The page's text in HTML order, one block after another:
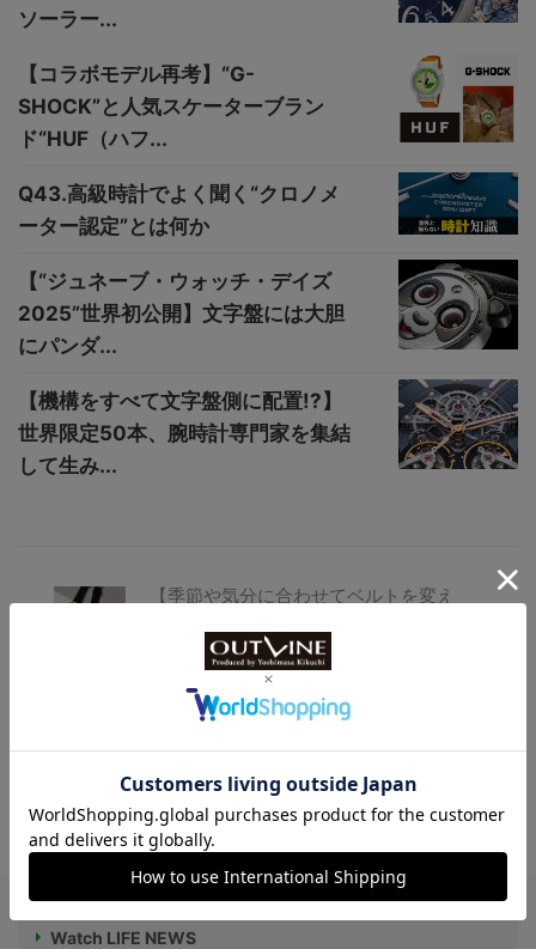
ソーラー...
【コラボモデル再考】“G-
SHOCK”と人気スケーターブラン
ド“HUF（ハフ...
Q43.高級時計でよく聞く“クロノメ
ーター認定”とは何か
【“ジュネーブ・ウォッチ・デイズ
2025”世界初公開】文字盤には大胆
にパンダ...
【機構をすべて文字盤側に配置!?】
世界限定50本、腕時計専門家を集結
して生み...
【季節や気分に合わせてベルトを変え
【ゲームの世界観を表現】“シチズン“がフ
ァイナルファンタジーXIVとのコラボモデ
Watch LIFE NEWS